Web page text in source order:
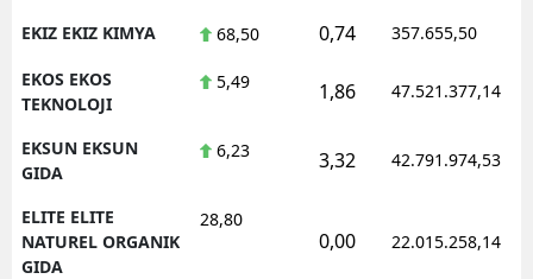
EKIZ EKIZ KIMYA 68,50 0,74 357.655,50
EKOS EKOS
TEKNOLOJI
5,49 1,86 47.521.377,14
EKSUN EKSUN
GIDA
6,23 3,32 42.791.974,53
ELITE ELITE
NATUREL ORGANIK
GIDA
28,80
0,00 22.015.258,14